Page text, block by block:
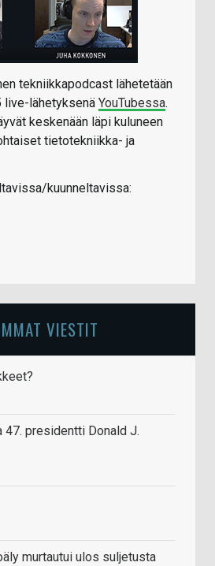
tekniikkapodcast lähetetään
live-lähetyksenä YouTubessa.
keskenään läpi kuluneen
tietotekniikka- ja
kuunneltavissa:
VIESTIT
47. presidentti Donald J.
murtautui ulos suljetusta